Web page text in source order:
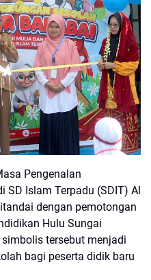
Pengenalan
SD Islam Terpadu (SDIT) Al
dengan pemotongan
Hulu Sungai
tersebut menjadi
bagi peserta didik baru